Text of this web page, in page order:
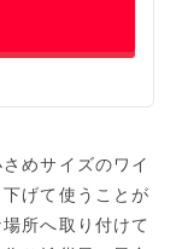
めサイズのワイ
げて使うことが
所へ取り付けて